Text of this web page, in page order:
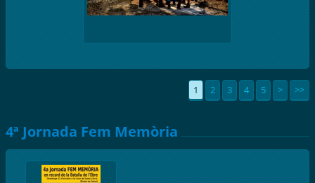
1 2 3 4 5 > >>
4ª Jornada Fem Memòria